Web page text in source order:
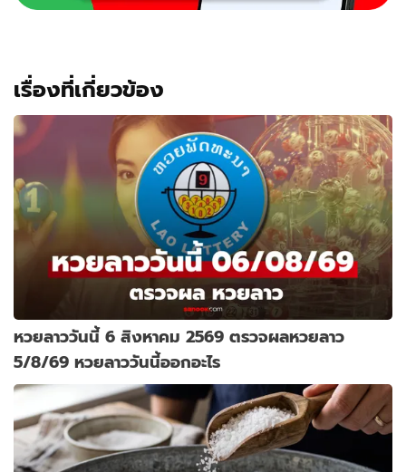
เรื่องที่เกี่ยวข้อง
หวยลาววันนี้ 6 สิงหาคม 2569 ตรวจผลหวยลาว
5/8/69 หวยลาววันนี้ออกอะไร